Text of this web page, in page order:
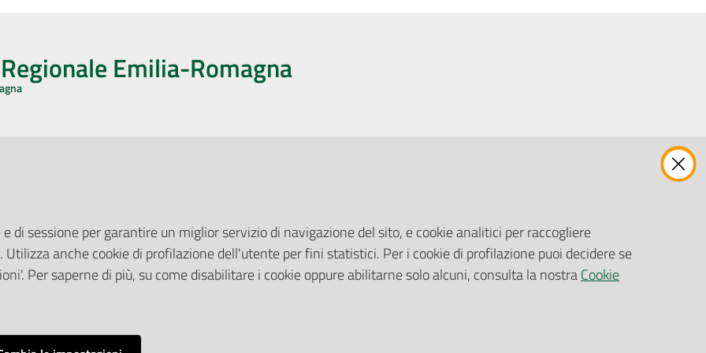
Emilia-Romagna
con il Pubblico
per la Stampa
Pubblicità legale
Albo Pretorio
Privacy Policy
Attuazione Misure PNRR
Gare e Appalti
Richiesta Patrocinio
di sessione per garantire un miglior servizio di navigazione del sito, e cookie analitici per raccogliere
anche cookie di profilazione dell'utente per fini statistici. Per i cookie di profilazione puoi decidere se
Per saperne di più, su come disabilitare i cookie oppure abilitarne solo alcuni, consulta la nostraCookie